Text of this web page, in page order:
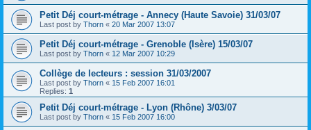
Petit Déj court-métrage - Annecy (Haute Savoie) 31/03/07
Last post by Thorn « 20 Mar 2007 13:07
Petit Déj court-métrage - Grenoble (Isère) 15/03/07
Last post by Thorn « 12 Mar 2007 10:29
Collège de lecteurs : session 31/03/2007
Last post by Thorn « 15 Feb 2007 16:01
Replies: 1
Petit Déj court-métrage - Lyon (Rhône) 3/03/07
Last post by Thorn « 15 Feb 2007 16:00